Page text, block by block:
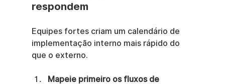
respondem
Equipes fortes criam um calendário de
implementação interno mais rápido do
que o externo.
Mapeie primeiro os fluxos de